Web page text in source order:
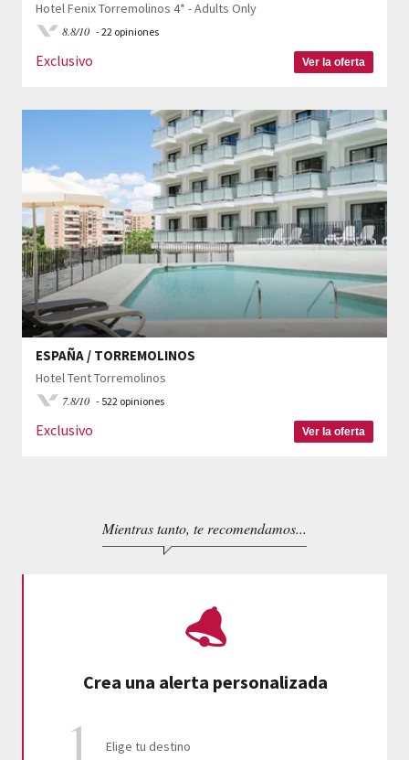
Hotel Fenix Torremolinos 4* - Adults Only
8.8/10 - 22 opiniones
Exclusivo Ver la oferta
ESPAÑA / TORREMOLINOS
Hotel Tent Torremolinos
7.8/10 - 522 opiniones
Exclusivo Ver la oferta
Mientras tanto, te recomendamos...
Crea una alerta personalizada
Elige tu destino